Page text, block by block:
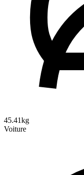
45.41kg
Voiture